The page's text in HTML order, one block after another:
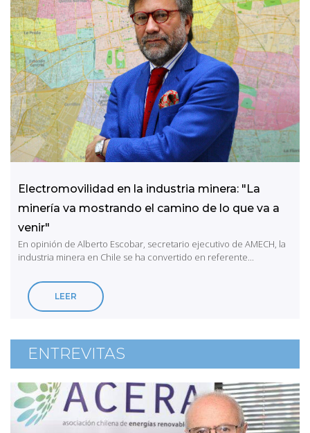
Electromovilidad en la industria minera: "La
minería va mostrando el camino de lo que va a
venir"
En opinión de Alberto Escobar, secretario ejecutivo de AMECH, la
industria minera en Chile se ha convertido en referente...
LEER
ENTREVITAS